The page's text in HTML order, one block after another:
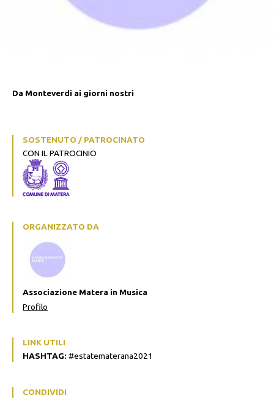
Da Monteverdi ai giorni nostri
SOSTENUTO / PATROCINATO
CON IL PATROCINIO
ORGANIZZATO DA
Associazione Matera in Musica
Profilo
LINK UTILI
HASHTAG: #estatematerana2021
CONDIVIDI